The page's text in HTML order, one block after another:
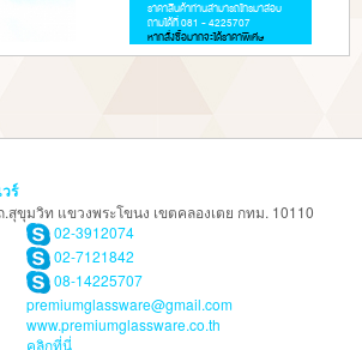
ราคาสินค้าท่านสามารถโทรมาสอบ
ถามได้ที่ 081 - 4225707
หากสั่งซื้อมากจะได้ราคาพิเศษ
ร์
สุขุมวิท แขวงพระโขนง เขตคลองเตย กทม. 10110
02-3912074
02-7121842
08-14225707
premiumglassware@gmail.com
www.premiumglassware.co.th
คลิกที่นี่